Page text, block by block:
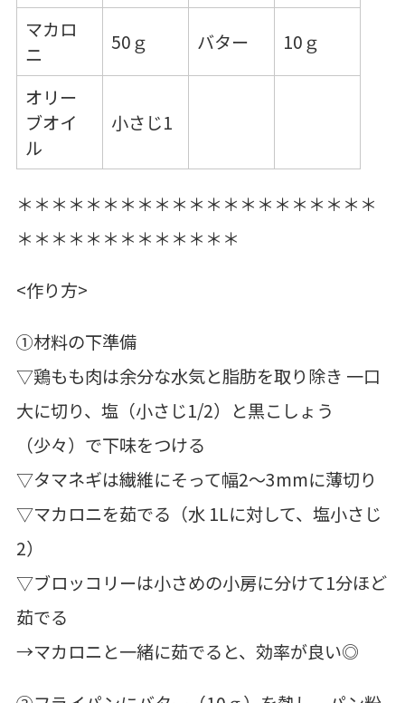
マカロ
ニ
50ｇ バター 10ｇ
オリー
ブオイ
ル
小さじ1
＊＊＊＊＊＊＊＊＊＊＊＊＊＊＊＊＊＊＊＊＊
＊＊＊＊＊＊＊＊＊＊＊＊＊
<作り方>
①材料の下準備
▽鶏もも肉は余分な水気と脂肪を取り除き 一口
大に切り、塩（小さじ1/2）と黒こしょう
（少々）で下味をつける
▽タマネギは繊維にそって幅2～3mmに薄切り
▽マカロニを茹でる（水 1Lに対して、塩小さじ
2）
▽ブロッコリーは小さめの小房に分けて1分ほど
茹でる
→マカロニと一緒に茹でると、効率が良い◎